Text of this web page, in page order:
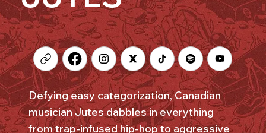
Defying easy categorization, Canadian
musician Jutes dabbles in everything
from trap-infused hip-hop to aggressive